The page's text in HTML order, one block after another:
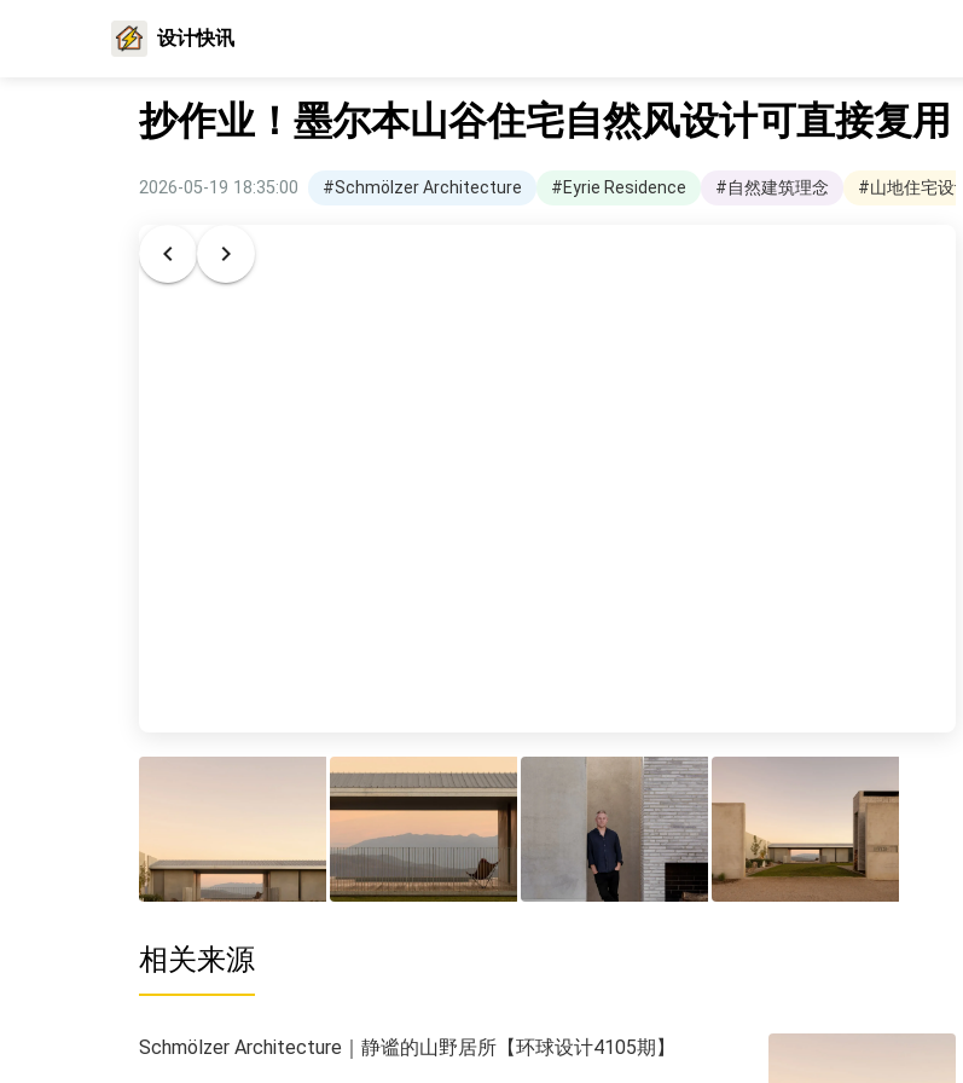
设计快讯
抄作业！墨尔本山谷住宅自然风设计可直接复用
2026-05-19 18:35:00 #Schmölzer Architecture #Eyrie Residence #自然建筑理念 #山地住宅设计
相关来源
Schmölzer Architecture｜静谧的山野居所【环球设计4105期】